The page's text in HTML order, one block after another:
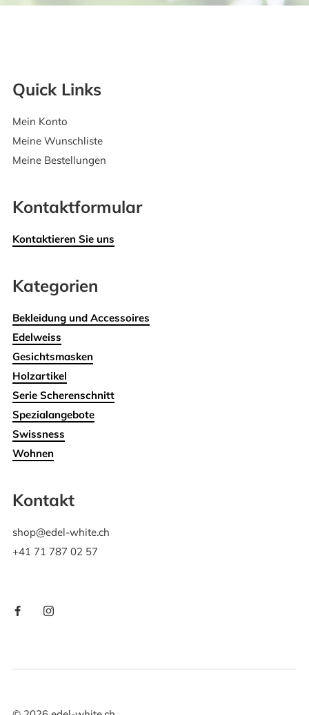
Quick Links
Mein Konto
Meine Wunschliste
Meine Bestellungen
Kontaktformular
Kontaktieren Sie uns
Kategorien
Bekleidung und Accessoires
Edelweiss
Gesichtsmasken
Holzartikel
Serie Scherenschnitt
Spezialangebote
Swissness
Wohnen
Kontakt
shop@edel-white.ch
+41 71 787 02 57